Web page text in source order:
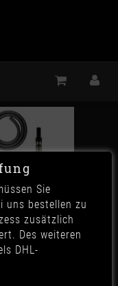
Sie
uns bestellen zu
zusätzlich
Des weiteren
DHL-